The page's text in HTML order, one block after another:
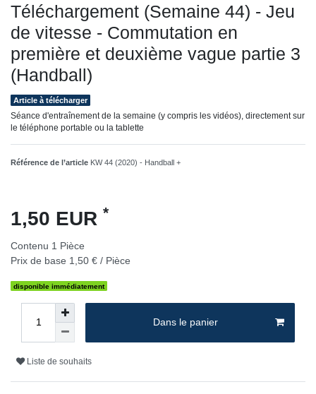
Téléchargement (Semaine 44) - Jeu
de vitesse - Commutation en
première et deuxième vague partie 3
(Handball)
Article à télécharger
Séance d'entraînement de la semaine (y compris les vidéos), directement sur
le téléphone portable ou la tablette
Référence de l’article KW 44 (2020) - Handball +
1,50 EUR *
Contenu 1 Pièce
Prix de base 1,50 € / Pièce
disponible immédiatement
Dans le panier
Liste de souhaits